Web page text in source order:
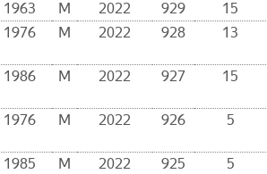
1963 М 2022 929
15
1976 М 2022 928 13
1986 М 2022 927 15
1976 М 2022 926 5
1985 М 2022 925 5